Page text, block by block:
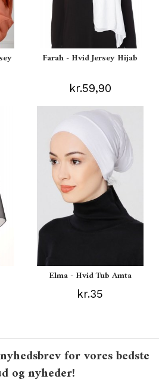
Farah - Hvid Jersey Hijab
kr.59,90
Elma - Hvid Tub Amta
kr.35
for vores bedste
og nyheder!